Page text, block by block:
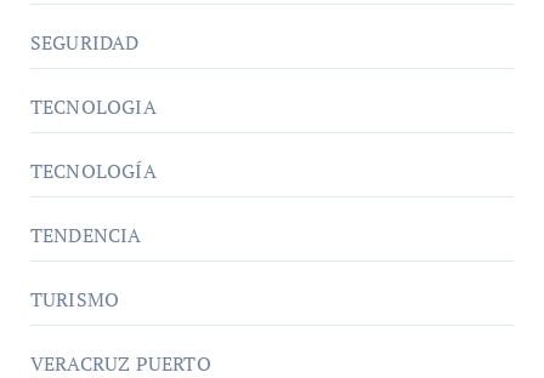
SEGURIDAD
TECNOLOGIA
TECNOLOGÍA
TENDENCIA
TURISMO
VERACRUZ PUERTO